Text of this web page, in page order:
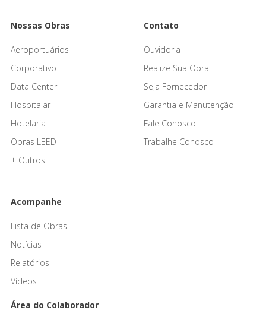
Nossas Obras
Aeroportuários
Corporativo
Data Center
Hospitalar
Hotelaria
Obras LEED
+ Outros
Contato
Ouvidoria
Realize Sua Obra
Seja Fornecedor
Garantia e Manutenção
Fale Conosco
Trabalhe Conosco
Acompanhe
Lista de Obras
Notícias
Relatórios
Vídeos
Área do Colaborador